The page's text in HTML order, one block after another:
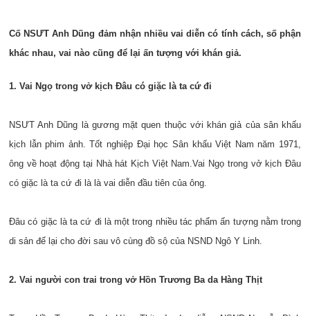
Cố NSƯT Anh Dũng đảm nhận nhiều vai diễn có tính cách, số phận
khác nhau, vai nào cũng để lại ấn tượng với khán giả.
1. Vai Ngọ trong vở kịch Đâu có giặc là ta cứ đi
NSƯT Anh Dũng là gương mặt quen thuộc với khán giả của sân khấu
kịch lẫn phim ảnh. Tốt nghiệp Đại học Sân khấu Việt Nam năm 1971,
ông về hoạt động tại Nhà hát Kịch Việt Nam.Vai Ngọ trong vở kịch Đâu
có giặc là ta cứ đi là là vai diễn đầu tiên của ông.
Đâu có giặc là ta cứ đi là một trong nhiều tác phẩm ấn tượng nằm trong
di sản để lại cho đời sau vô cùng đồ sộ của NSND Ngô Y Linh.
2. Vai người con trai trong vở Hồn Trương Ba da Hàng Thịt